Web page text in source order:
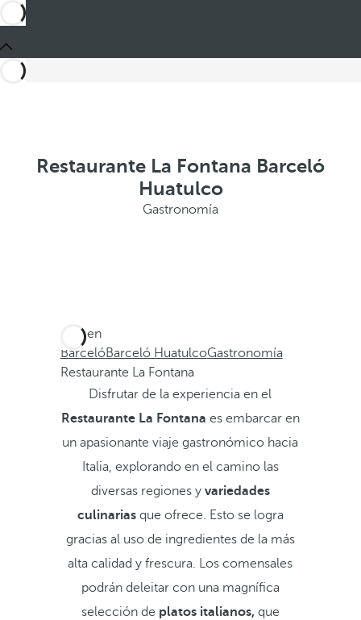
Restaurante La Fontana Barceló
Huatulco
Gastronomía
Está en
BarcelóBarceló HuatulcoGastronomía
Restaurante La Fontana
Disfrutar de la experiencia en el
Restaurante La Fontana es embarcar en
un apasionante viaje gastronómico hacia
Italia, explorando en el camino las
diversas regiones yvariedades
culinariasque ofrece. Esto se logra
gracias al uso de ingredientes de la más
alta calidad y frescura. Los comensales
podrán deleitar con una magnífica
selección de platos italianos,que